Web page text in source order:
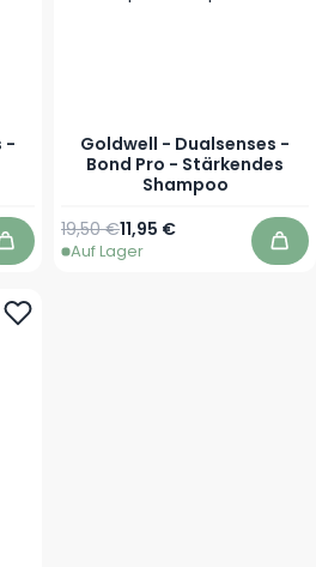
-
In den Warenkorb
Goldwell - Dualsenses -
Bond Pro - Stärkendes
Shampoo
Ab
11,95 €
Regulärer Preis
19,50 €
Auf Lager In